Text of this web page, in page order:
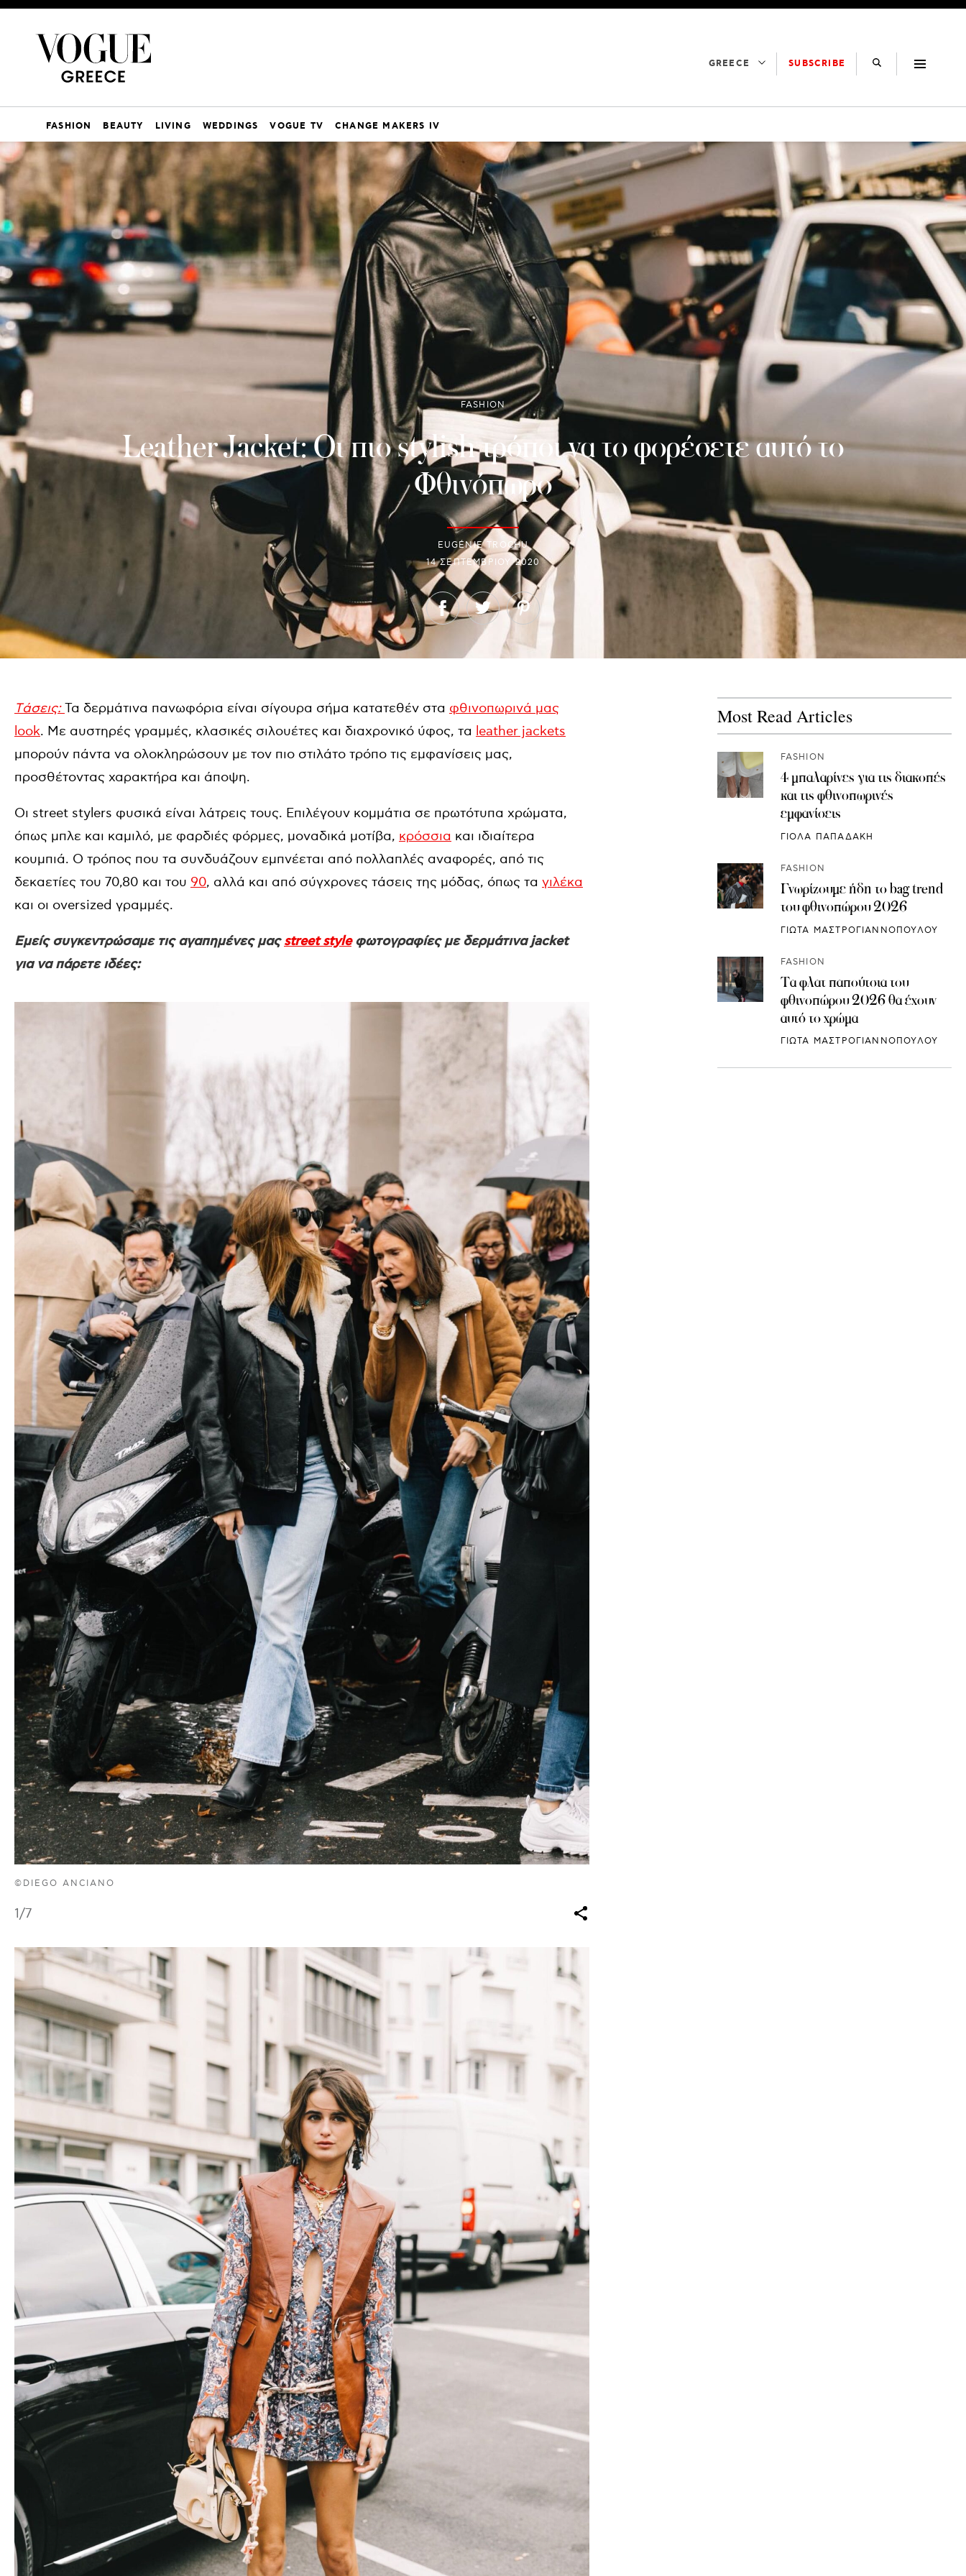
GREECE SUBSCRIBE
FASHION BEAUTY LIVING WEDDINGS VOGUE TV CHANGE MAKERS IV
FASHION
Leather Jacket: Oι πιο stylish τρόποι να το φορέσετε αυτό το
Φθινόπωρο
EUGÉNIE TROCHU
14 ΣΕΠΤΕΜΒΡΊΟΥ 2020
Tάσεις: Τα δερμάτινα πανωφόρια είναι σίγουρα σήμα κατατεθέν στα φθινοπωρινά μας
look. Με αυστηρές γραμμές, κλασικές σιλουέτες και διαχρονικό ύφος, τα leather jackets
μπορούν πάντα να ολοκληρώσουν με τον πιο στιλάτο τρόπο τις εμφανίσεις μας,
προσθέτοντας χαρακτήρα και άποψη.
Οι street stylers φυσικά είναι λάτρεις τους. Eπιλέγουν κομμάτια σε πρωτότυπα χρώματα,
όπως μπλε και καμιλό, με φαρδιές φόρμες, μοναδικά μοτίβα, κρόσσια και ιδιαίτερα
κουμπιά. Ο τρόπος που τα συνδυάζουν εμπνέεται από πολλαπλές αναφορές, από τις
δεκαετίες του 70,80 και του 90, αλλά και από σύγχρονες τάσεις της μόδας, όπως τα γιλέκα
και οι oversized γραμμές.
Εμείς συγκεντρώσαμε τις αγαπημένες μαςstreet styleφωτογραφίες με δερμάτινα jacket
για να πάρετε ιδέες:
©DIEGO ANCIANO
1/7
Most Read Articles
FASHION
4 μπαλαρίνες για τις διακοπές
και τις φθινοπωρινές
εμφανίσεις
ΓΙΟΛΑ ΠΑΠΑΔΑΚΗ
FASHION
Γνωρίζουμε ήδη το bag trend
του φθινοπώρου 2026
ΓΙΩΤΑ ΜΑΣΤΡΟΓΙΑΝΝΟΠΟΥΛΟΥ
FASHION
Τα φλατ παπούτσια του
φθινοπώρου 2026 θα έχουν
αυτό το χρώμα
ΓΙΩΤΑ ΜΑΣΤΡΟΓΙΑΝΝΟΠΟΥΛΟΥ